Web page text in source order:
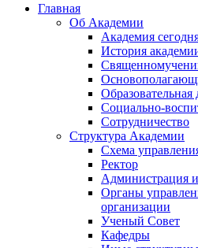
Главная
Об Академии
Академия
История
Образовательная
Социально-
Сотрудничество
Структура Академии
Схема
Ректор
Администрация
Органы
организации
Ученый Совет
Кафедры